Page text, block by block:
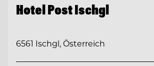
Hotel Post Ischgl
6561 Ischgl, Österreich